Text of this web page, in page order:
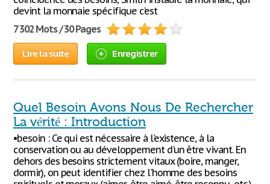
devint la monnaie spécifique c’est
7 302 Mots / 30 Pages
Lire la suite Enregistrer
Quel Besoin Avons Nous De Rechercher
La vérité : Introduction
•besoin : Ce qui est nécessaire à l'existence, à la
conservation ou au développement d'un être vivant. En
dehors des besoins strictement vitaux (boire, manger,
dormir), on peut identifier chez l'homme des besoins